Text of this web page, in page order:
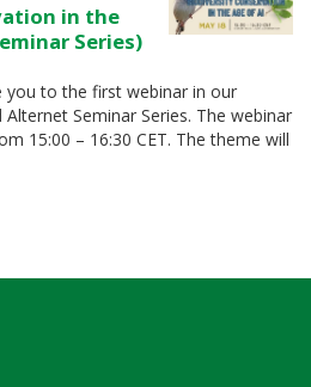
in the
Series)
you to the first webinar in our
Seminar Series. The webinar
15:00 – 16:30 CET. The theme will